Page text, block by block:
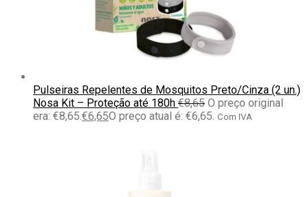
Pulseiras Repelentes de Mosquitos Preto/Cinza (2 un.)
Nosa Kit – Proteção até 180h €8,65 O preço original
era: €8,65. €6,65O preço atual é: €6,65. Com IVA